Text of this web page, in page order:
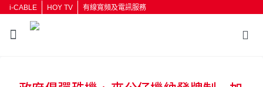
i-CABLE HOY TV 有線寬頻及電訊服務